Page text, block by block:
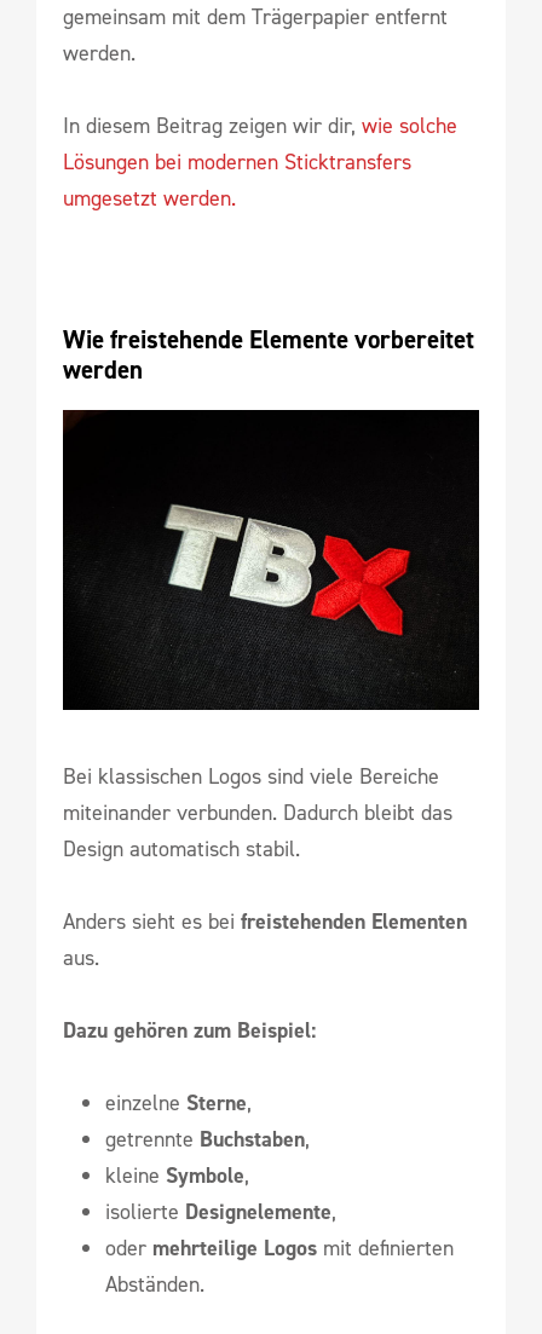
gemeinsam mit dem Trägerpapier entfernt
werden.
In diesem Beitrag zeigen wir dir, wie solche
Lösungen bei modernen Sticktransfers
umgesetzt werden.
Wie freistehende Elemente vorbereitet
werden
Bei klassischen Logos sind viele Bereiche
miteinander verbunden. Dadurch bleibt das
Design automatisch stabil.
Anders sieht es bei freistehenden Elementen
aus.
Dazu gehören zum Beispiel:
einzelne Sterne,
getrennte Buchstaben,
kleine Symbole,
isolierte Designelemente,
oder mehrteilige Logos mit definierten
Abständen.